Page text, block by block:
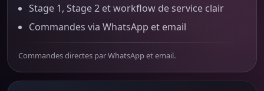
Stage 1, Stage 2 et workflow de service clair
Commandes via WhatsApp et email
Commandes directes par WhatsApp et email.